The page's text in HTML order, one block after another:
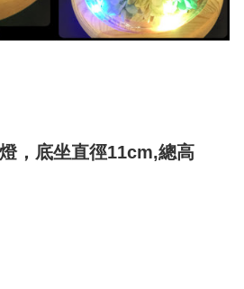
，底坐直徑11cm,總高